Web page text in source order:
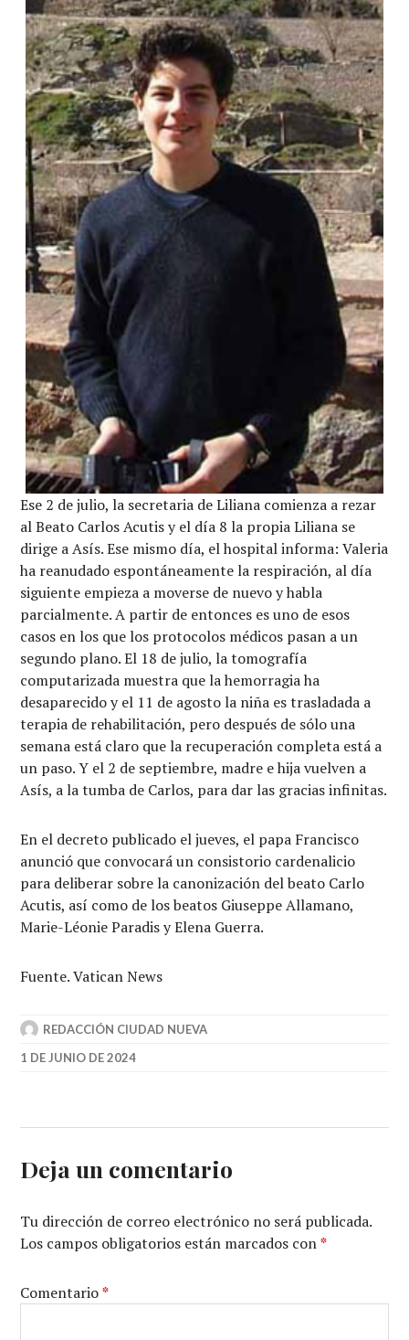
Ese 2 de julio, la secretaria de Liliana comienza a rezar
al Beato Carlos Acutis y el día 8 la propia Liliana se
dirige a Asís. Ese mismo día, el hospital informa: Valeria
ha reanudado espontáneamente la respiración, al día
siguiente empieza a moverse de nuevo y habla
parcialmente. A partir de entonces es uno de esos
casos en los que los protocolos médicos pasan a un
segundo plano. El 18 de julio, la tomografía
computarizada muestra que la hemorragia ha
desaparecido y el 11 de agosto la niña es trasladada a
terapia de rehabilitación, pero después de sólo una
semana está claro que la recuperación completa está a
un paso. Y el 2 de septiembre, madre e hija vuelven a
Asís, a la tumba de Carlos, para dar las gracias infinitas.
En el decreto publicado el jueves, el papa Francisco
anunció que convocará un consistorio cardenalicio
para deliberar sobre la canonización del beato Carlo
Acutis, así como de los beatos Giuseppe Allamano,
Marie-Léonie Paradis y Elena Guerra.
Fuente. Vatican News
REDACCIÓN CIUDAD NUEVA
1 DE JUNIO DE 2024
Deja un comentario
Tu dirección de correo electrónico no será publicada.
Los campos obligatorios están marcados con*
Comentario*